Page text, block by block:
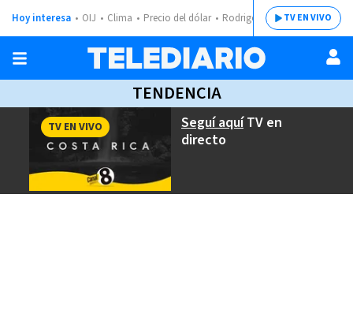
Hoy interesa OIJ Clima Precio del dólar Rodrigo ChavesTV EN VIVO
TENDENCIA
Seguí aquíTV en
directo
TV EN VIVO